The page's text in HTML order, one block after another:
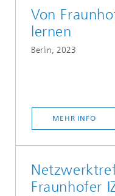
Von
lernen
Berlin, 2023
MEHR INFO
Fraunhofer